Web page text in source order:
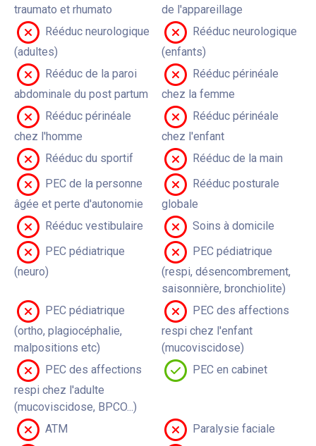
traumato et rhumato
de l'appareillage
Rééduc neurologique
(adultes)
Rééduc neurologique
(enfants)
Rééduc de la paroi
abdominale du post partum
Rééduc périnéale
chez la femme
Rééduc périnéale
chez l'homme
Rééduc périnéale
chez l'enfant
Rééduc du sportif
Rééduc de la main
PEC de la personne
âgée et perte d'autonomie
Rééduc posturale
globale
Rééduc vestibulaire
Soins à domicile
PEC pédiatrique
(neuro)
PEC pédiatrique
(respi, désencombrement,
saisonnière, bronchiolite)
PEC pédiatrique
(ortho, plagiocéphalie,
malpositions etc)
PEC des affections
respi chez l'enfant
(mucoviscidose)
PEC des affections
respi chez l'adulte
(mucoviscidose, BPCO...)
PEC en cabinet
ATM
Paralysie faciale